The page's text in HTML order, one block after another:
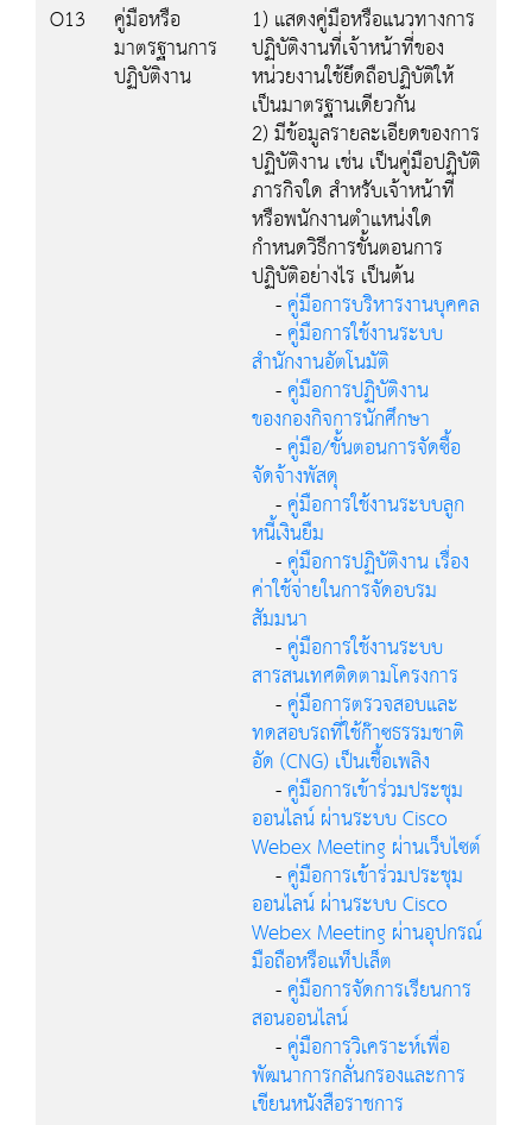
O13
คู่มือหรือ
มาตรฐานการ
ปฏิบัติงาน
1) แสดงคู่มือหรือแนวทางการ
ปฏิบัติงานที่เจ้าหน้าที่ของ
หน่วยงานใช้ยึดถือปฏิบัติให้
เป็นมาตรฐานเดียวกัน
2) มีข้อมูลรายละเอียดของการ
ปฏิบัติงาน เช่น เป็นคู่มือปฏิบัติ
ภารกิจใด สำหรับเจ้าหน้าที่
หรือพนักงานตำแหน่งใด
กำหนดวิธีการขั้นตอนการ
ปฏิบัติอย่างไร เป็นต้น
-คู่มือการบริหารงานบุคคล
-คู่มือการใช้งานระบบ
สำนักงานอัตโนมัติ
-คู่มือการปฏิบัติงาน
ของกองกิจการนักศึกษา
-คู่มือ/ขั้นตอนการจัดซื้อ
จัดจ้างพัสดุ
-คู่มือการใช้งานระบบลูก
หนี้เงินยืม
-คู่มือการปฏิบัติงาน เรื่อง
ค่าใช้จ่ายในการจัดอบรม
สัมมนา
-คู่มือการใช้งานระบบ
สารสนเทศติดตามโครงการ
-คู่มือการตรวจสอบและ
ทดสอบรถที่ใช้ก๊าซธรรมชาติ
อัด (CNG) เป็นเชื้อเพลิง
-คู่มือการเข้าร่วมประชุม
ออนไลน์ ผ่านระบบ Cisco
Webex Meeting ผ่านเว็บไซต์
-คู่มือการเข้าร่วมประชุม
ออนไลน์ ผ่านระบบ Cisco
Webex Meeting ผ่านอุปกรณ์
มือถือหรือแท็ปเล็ต
-คู่มือการจัดการเรียนการ
สอนออนไลน์
-คู่มือการวิเคราะห์เพื่อ
พัฒนาการกลั่นกรองและการ
เขียนหนังสือราชการ